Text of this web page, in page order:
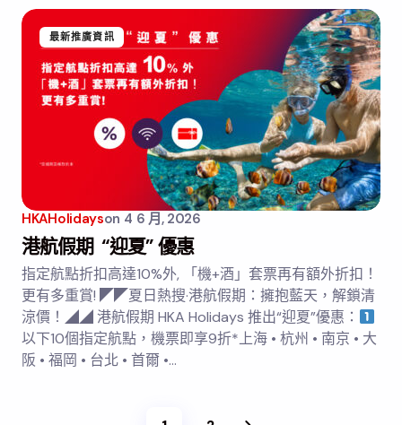
最新推廣資訊
HKAHolidayson 4 6 月, 2026
港航假期 “迎夏” 優惠
指定航點折扣高達10%外, 「機+酒」套票再有額外折扣！
更有多重賞! ◤◤夏日熱搜·港航假期：擁抱藍天，解鎖清
涼價！◢◢ 港航假期 HKA Holidays 推出“迎夏”優惠：
以下10個指定航點，機票即享9折*上海 • 杭州 • 南京 • 大
阪 • 福岡 • 台北 • 首爾 •…